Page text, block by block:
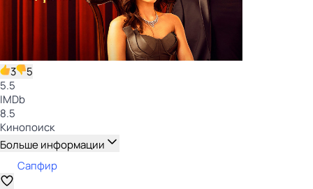
3
5
5.5
IMDb
8.5
Кинопоиск
Больше информации
Сапфир